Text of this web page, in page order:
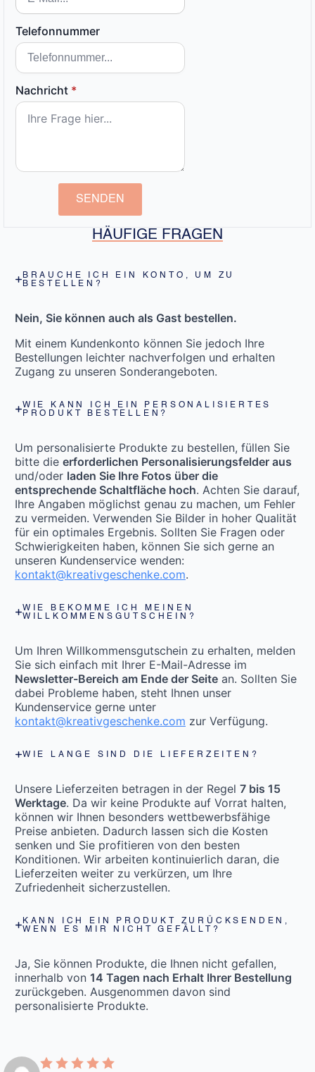
Telefonnummer
Nachricht *
SENDEN
HÄUFIGE FRAGEN
BRAUCHE ICH EIN KONTO, UM ZU
BESTELLEN?
Nein, Sie können auch als Gast bestellen.
Mit einem Kundenkonto können Sie jedoch Ihre
Bestellungen leichter nachverfolgen und erhalten
Zugang zu unseren Sonderangeboten.
WIE KANN ICH EIN PERSONALISIERTES
PRODUKT BESTELLEN?
Um personalisierte Produkte zu bestellen, füllen Sie
bitte die erforderlichen Personalisierungsfelder aus
und/oder laden Sie Ihre Fotos über die
entsprechende Schaltfläche hoch. Achten Sie darauf,
Ihre Angaben möglichst genau zu machen, um Fehler
zu vermeiden. Verwenden Sie Bilder in hoher Qualität
für ein optimales Ergebnis. Sollten Sie Fragen oder
Schwierigkeiten haben, können Sie sich gerne an
unseren Kundenservice wenden:
kontakt@kreativgeschenke.com.
WIE BEKOMME ICH MEINEN
WILLKOMMENSGUTSCHEIN?
Um Ihren Willkommensgutschein zu erhalten, melden
Sie sich einfach mit Ihrer E-Mail-Adresse im
Newsletter-Bereich am Ende der Seite an. Sollten Sie
dabei Probleme haben, steht Ihnen unser
Kundenservice gerne unter
kontakt@kreativgeschenke.com zur Verfügung.
WIE LANGE SIND DIE LIEFERZEITEN?
Unsere Lieferzeiten betragen in der Regel 7 bis 15
Werktage. Da wir keine Produkte auf Vorrat halten,
können wir Ihnen besonders wettbewerbsfähige
Preise anbieten. Dadurch lassen sich die Kosten
senken und Sie profitieren von den besten
Konditionen. Wir arbeiten kontinuierlich daran, die
Lieferzeiten weiter zu verkürzen, um Ihre
Zufriedenheit sicherzustellen.
KANN ICH EIN PRODUKT ZURÜCKSENDEN,
WENN ES MIR NICHT GEFÄLLT?
Ja, Sie können Produkte, die Ihnen nicht gefallen,
innerhalb von 14 Tagen nach Erhalt Ihrer Bestellung
zurückgeben. Ausgenommen davon sind
personalisierte Produkte.